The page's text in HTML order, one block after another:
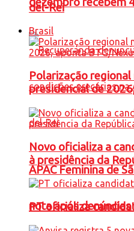
APAC Feminina de
nota após
del-Rei
Brasil
Polarização
presidencial de
Novo oficializa a
à presidência da
PT oficializa